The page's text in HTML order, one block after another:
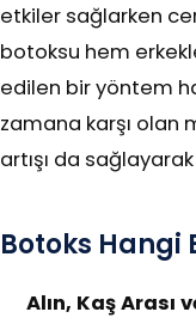
etkiler sağlarken
botoksu hem
edilen bir yöntem
zamana karşı olan
artışı da
Botoks Hangi
Alın, Kaş Arası